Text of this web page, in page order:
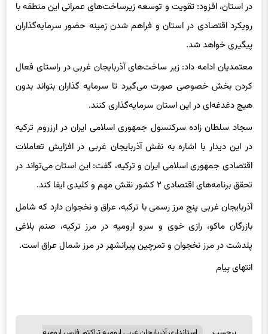
رویکرد اقتصادی در استان و فراهم شدن زمینه حضور سرمایه‌گذاران
پیگیری خواهد شد.
معتمدیان ادامه داد: زیر ساخت‌های آذربایجان غربی در راستای فعال
کردن بخش خصوصی صورت می‌گیرد تا سرمایه گذاران بتواند بدون
هیچ دغدغه‌ای در این استان سرمایه‌گذاری کنند.
سجاد سلطان زاده سرکنسول جمهوری اسلامی ایران در ارزروم ترکیه
در این دیدار با اشاره به نقش آذربایجان غربی در افزایش تعاملات
اقتصادی جمهوری اسلامی ایران و ترکیه، گفت: این استان می‌تواند در
تحقق برنامه‌های اقتصادی ۲ کشور نقش مهم و کلیدی ایفا کند.
آذربایجان غربی پنج مرز رسمی با ترکیه، عراق و نخجوان دارد که شامل
بازرگان ماکو، رازی خوی و سرو ارومیه در مرز ترکیه، صنم بلاغی
پلدشت در مرز نخجوان و تمرچین پیرانشهر در مرز شمال عراق است.
انتهای پیام